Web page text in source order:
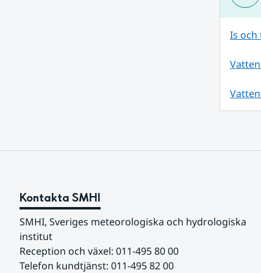
Is och
Kontakta SMHI
SMHI, Sveriges meteorologiska och hydrologiska
institut
Reception och växel: 011-495 80 00
Telefon kundtjänst: 011-495 82 00